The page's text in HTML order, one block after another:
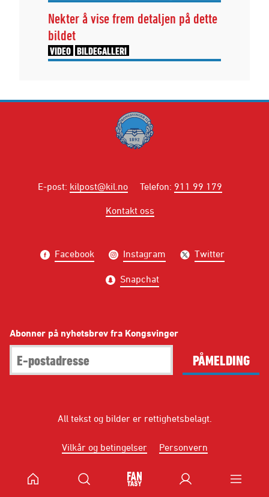
Nekter å vise frem detaljen på dette
bildet
VIDEO BILDEGALLERI
E-post: kilpost@kil.no Telefon: 911 99 179
Kontakt oss
Facebook Instagram Twitter
Snapchat
Abonner på nyhetsbrev fra Kongsvinger
PÅMELDING
All tekst og bilder er rettighetsbelagt.
Vilkår og betingelser Personvern